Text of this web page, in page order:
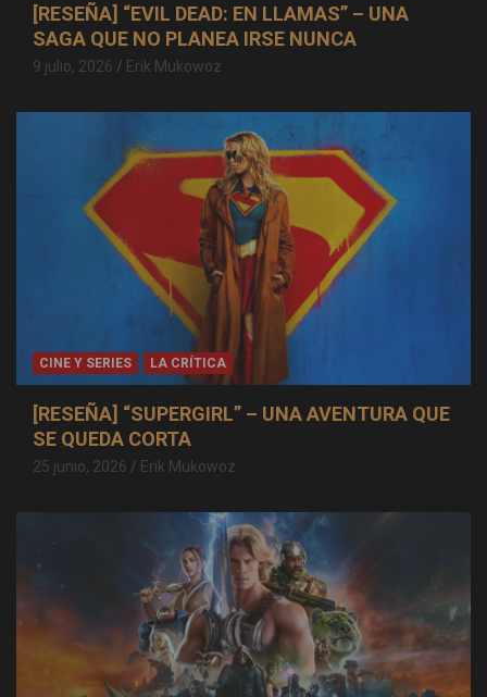
[RESEÑA] “EVIL DEAD: EN LLAMAS” – UNA
SAGA QUE NO PLANEA IRSE NUNCA
9 julio, 2026 Erik Mukowoz
CINE Y SERIES LA CRÍTICA
[RESEÑA] “SUPERGIRL” – UNA AVENTURA QUE
SE QUEDA CORTA
25 junio, 2026 Erik Mukowoz